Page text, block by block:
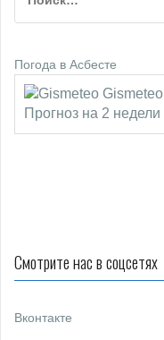
й
и
Погода в Асбесте
Gismeteo
Прогноз на 2 недели
Смотрите нас в соцсетях
Вконтакте